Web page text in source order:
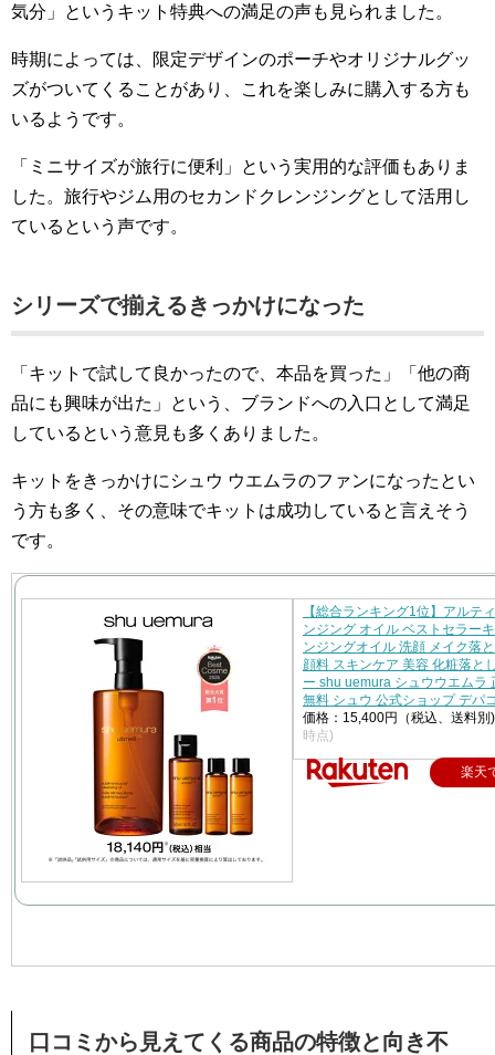
気分」というキット特典への満足の声も見られました。
時期によっては、限定デザインのポーチやオリジナルグッ
ズがついてくることがあり、これを楽しみに購入する方も
いるようです。
「ミニサイズが旅行に便利」という実用的な評価もありま
した。旅行やジム用のセカンドクレンジングとして活用し
ているという声です。
シリーズで揃えるきっかけになった
「キットで試して良かったので、本品を買った」「他の商
品にも興味が出た」という、ブランドへの入口として満足
しているという意見も多くありました。
キットをきっかけにシュウ ウエムラのファンになったとい
う方も多く、その意味でキットは成功していると言えそう
です。
【総合ランキング1位】アルテ
ンジング オイル ベストセラー
ンジングオイル 洗顔 メイク落
顔料 スキンケア 美容 化粧落と
ー shu uemura シュウウエムラ
無料 シュウ 公式ショップ デパ
価格：15,400円（税込、送料
時点)
楽天
口コミから見えてくる商品の特徴と向き不